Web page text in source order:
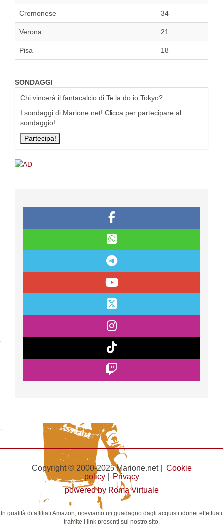
Cremonese 34
Verona 21
Pisa 18
SONDAGGI
Chi vincerà il fantacalcio di Te la do io Tokyo?
I sondaggi di Marione.net! Clicca per partecipare al
sondaggio!
Copyright © 2000-2026 Marione.net | Cookie
policy|
Privacy
powered by Roma Virtuale
In qualità di affiliati Amazon, riceviamo un guadagno dagli acquisti idonei effettuati
tramite i link presenti sul nostro sito.